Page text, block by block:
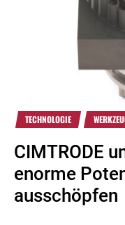
TECHNOLOGIE
CIMTRODE
enorme
ausschöpfen